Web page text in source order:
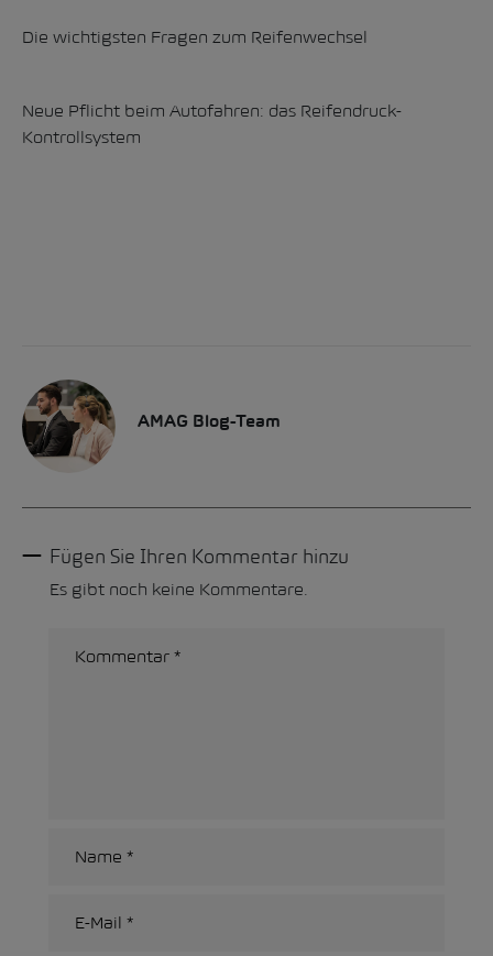
Die wichtigsten Fragen zum Reifenwechsel
Neue Pflicht beim Autofahren: das Reifendruck-
Kontrollsystem
AMAG Blog-Team
Fügen Sie Ihren Kommentar hinzu
Es gibt noch keine Kommentare.